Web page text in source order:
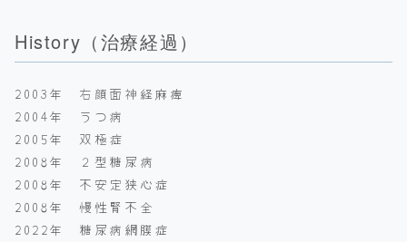
History（治療経過）
2003年 右顔面神経麻痺
2004年 うつ病
2005年 双極症
2008年 ２型糖尿病
2008年 不安定狭心症
2008年 慢性腎不全
2022年 糖尿病網膜症